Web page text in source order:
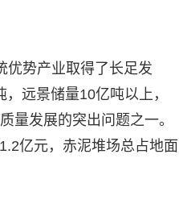
优势产业取得了长足发
远景储量10亿吨以上，
量发展的突出问题之一。
亿元，赤泥堆场总占地面